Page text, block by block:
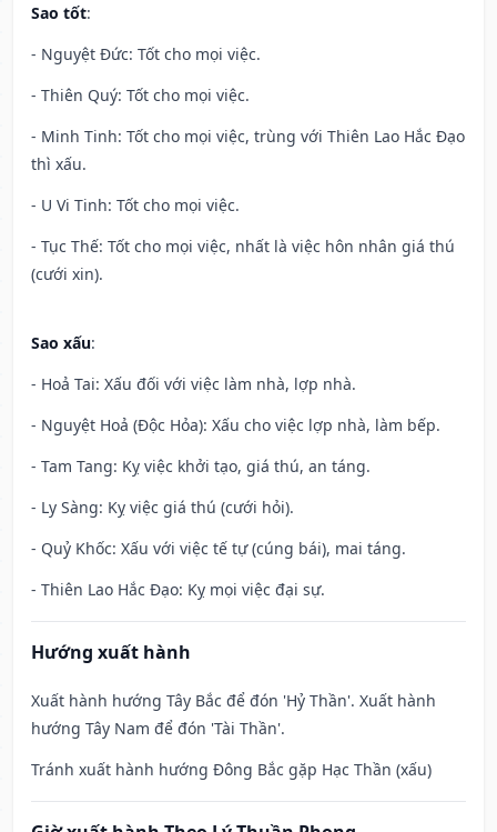
Sao tốt:
- Nguyệt Đức: Tốt cho mọi việc.
- Thiên Quý: Tốt cho mọi việc.
- Minh Tinh: Tốt cho mọi việc, trùng với Thiên Lao Hắc Đạo
thì xấu.
- U Vi Tinh: Tốt cho mọi việc.
- Tục Thế: Tốt cho mọi việc, nhất là việc hôn nhân giá thú
(cưới xin).
Sao xấu:
- Hoả Tai: Xấu đối với việc làm nhà, lợp nhà.
- Nguyệt Hoả (Độc Hỏa): Xấu cho việc lợp nhà, làm bếp.
- Tam Tang: Kỵ việc khởi tạo, giá thú, an táng.
- Ly Sàng: Kỵ việc giá thú (cưới hỏi).
- Quỷ Khốc: Xấu với việc tế tự (cúng bái), mai táng.
- Thiên Lao Hắc Đạo: Kỵ mọi việc đại sự.
Hướng xuất hành
Xuất hành hướng Tây Bắc để đón 'Hỷ Thần'. Xuất hành
hướng Tây Nam để đón 'Tài Thần'.
Tránh xuất hành hướng Đông Bắc gặp Hạc Thần (xấu)